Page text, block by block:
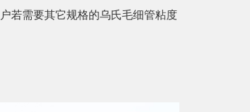
若需要其它规格的乌氏毛细管粘度